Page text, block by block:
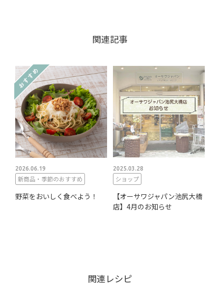
関連記事
2026.06.19
新商品・季節のおすすめ
野菜をおいしく食べよう！
2025.03.28
ショップ
【オーサワジャパン池尻大橋
店】4月のお知らせ
関連レシピ